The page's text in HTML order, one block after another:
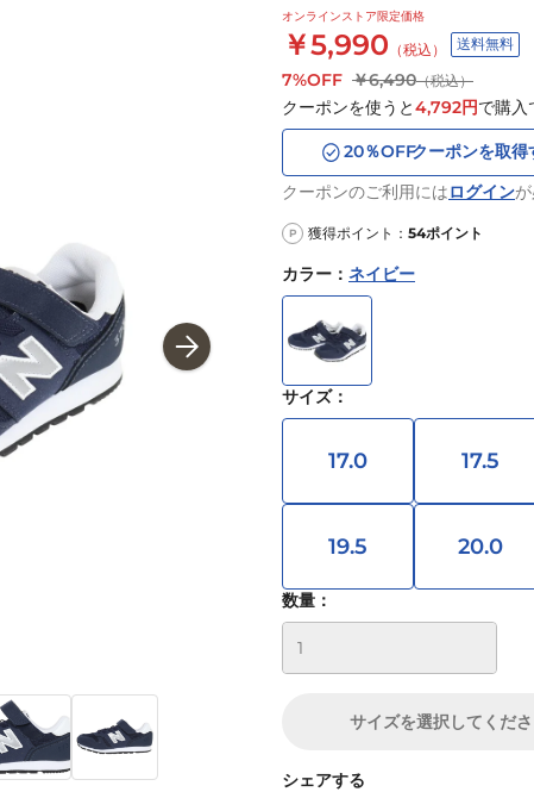
オンラインストア限定価格
￥5,990 （税込） 送料無料
7%OFF ￥6,490（税込）
クーポンを使うと4,792円で購入
20％OFFクーポンを取得
クーポンのご利用にはログイン
P 獲得ポイント： 54ポイント
カラー ： ネイビー
サイズ：
17.0 17.5
19.5 20.0
数量：
サイズを選択してくだ
シェアする